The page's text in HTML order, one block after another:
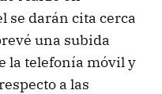
se darán cita cerca
una subida
la telefonía móvil y
a las